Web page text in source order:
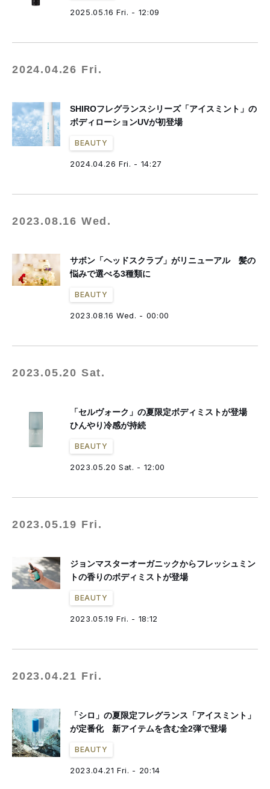
2025.05.16 Fri. - 12:09
2024.04.26 Fri.
SHIROフレグランスシリーズ「アイスミント」の
ボディローションUVが初登場
BEAUTY
2024.04.26 Fri. - 14:27
2023.08.16 Wed.
サボン「ヘッドスクラブ」がリニューアル 髪の
悩みで選べる3種類に
BEAUTY
2023.08.16 Wed. - 00:00
2023.05.20 Sat.
「セルヴォーク」の夏限定ボディミストが登場
ひんやり冷感が持続
BEAUTY
2023.05.20 Sat. - 12:00
2023.05.19 Fri.
ジョンマスターオーガニックからフレッシュミン
トの香りのボディミストが登場
BEAUTY
2023.05.19 Fri. - 18:12
2023.04.21 Fri.
「シロ」の夏限定フレグランス「アイスミント」
が定番化 新アイテムを含む全2弾で登場
BEAUTY
2023.04.21 Fri. - 20:14